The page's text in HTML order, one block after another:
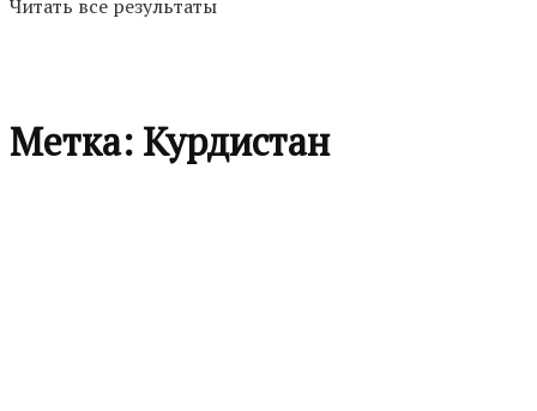
Читать все результаты
Метка: Курдистан